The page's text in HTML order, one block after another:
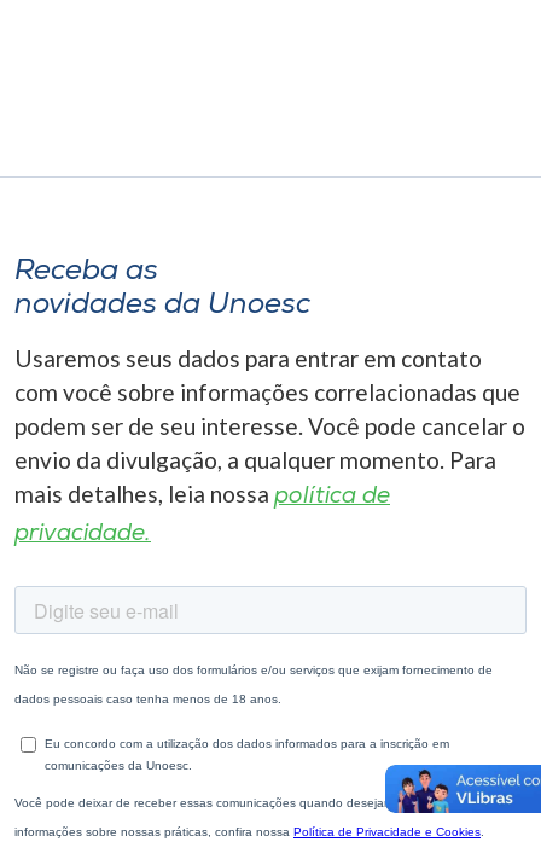
Selecione
o idioma
Receba as
novidades da Unoesc
Usaremos seus dados para entrar em contato
com você sobre informações correlacionadas que
podem ser de seu interesse. Você pode cancelar o
envio da divulgação, a qualquer momento. Para
mais detalhes, leia nossa política de
privacidade.